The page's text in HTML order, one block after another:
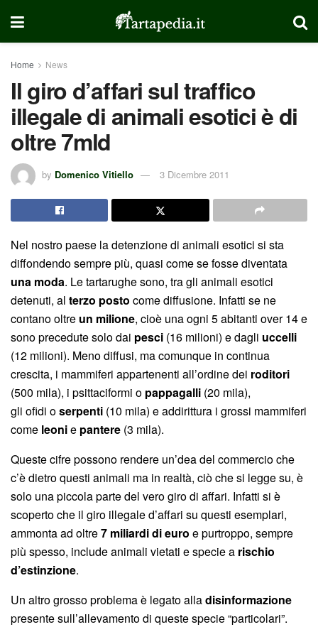
Home News
Il giro d’affari sul traffico
illegale di animali esotici è di
oltre 7mld
by Domenico Vitiello 3 Dicembre 2011
Nel nostro paese la detenzione di animali esotici si sta
diffondendo sempre più, quasi come se fosse diventata
una moda. Le tartarughe sono, tra gli animali esotici
detenuti, al terzo posto come diffusione. Infatti se ne
contano oltre un milione, cioè una ogni 5 abitanti over 14 e
sono precedute solo dai pesci (16 milioni) e dagli uccelli
(12 milioni). Meno diffusi, ma comunque in continua
crescita, i mammiferi appartenenti all’ordine dei roditori
(500 mila), i psittaciformi o pappagalli (20 mila),
gli ofidi oserpenti (10 mila) e addirittura i grossi mammiferi
come leonie pantere (3 mila).
Queste cifre possono rendere un’dea del commercio che
c’è dietro questi animali ma in realtà, ciò che si legge su, è
solo una piccola parte del vero giro di affari. Infatti si è
scoperto che il giro illegale d’affari su questi esemplari,
ammonta ad oltre7 miliardi di euro e purtroppo, sempre
più spesso, include animali vietati e specie a rischio
d’estinzione.
Un altro grosso problema è legato alladisinformazione
presente sull’allevamento di queste specie “particolari”.